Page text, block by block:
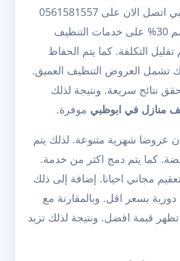
المنازل في ابوظبي اتصل الان على 0561581557
واحصل على خصم 30% على خدمات التنظيف
التكلفة. كما يتم الحفاظ
تشمل العروض التنظيف العميق.
نتائج سريعة. ونتيجة لذلك
منازل في ابوظبي موفرة.
عروضا شهرية متنوعة. لذلك يتم
كما يتم دمج اكثر من خدمة.
مجاني احيانا. إضافة إلى ذلك
دورية بسعر اقل. وبالمقارنة مع
قيمة افضل. ونتيجة لذلك تزيد